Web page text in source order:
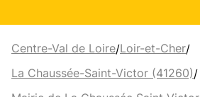
Centre-Val de Loire/Loir-et-Cher/
La Chaussée-Saint-Victor (41260)/